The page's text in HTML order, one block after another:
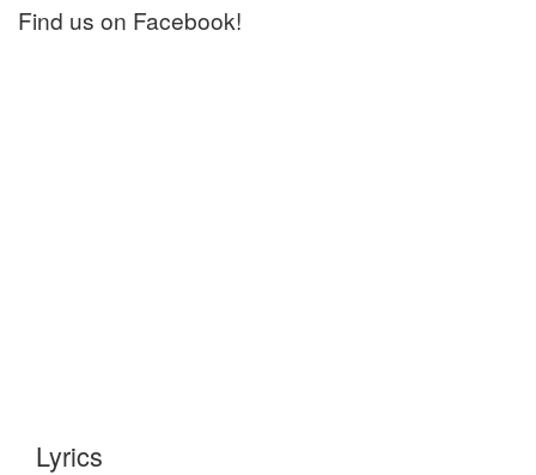
Find us on Facebook!
Lyrics